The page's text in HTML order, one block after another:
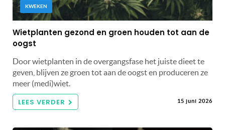
KWEKEN
Wietplanten gezond en groen houden tot aan de
oogst
Door wietplanten in de overgangsfase het juiste dieet te
geven, blijven ze groen tot aan de oogst en produceren ze
meer (medi)wiet.
LEES VERDER 15 juni 2026